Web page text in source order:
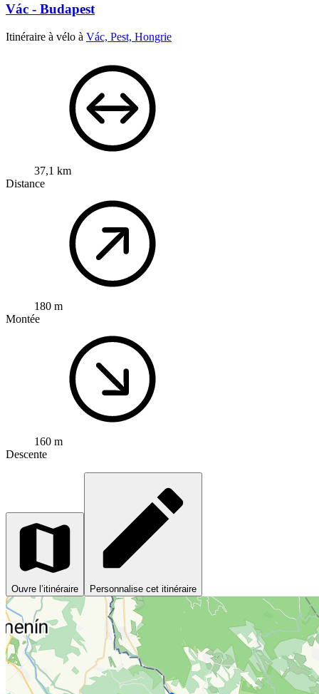
Vác - Budapest
Itinéraire à vélo à Vác, Pest, Hongrie
37,1 km
Distance
180 m
Montée
160 m
Descente
Ouvre l’itinéraire Personnalise cet itinéraire